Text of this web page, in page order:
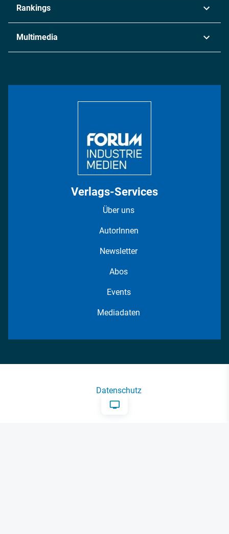
Chemie
Metall
Energie
Rankings
Multimedia
Verlags-Services
Über uns
AutorInnen
Newsletter
Abos
Events
Mediadaten
Datenschutz
AGB